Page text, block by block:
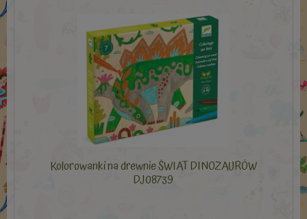
Kolorowanki na drewnie ŚWIAT DINOZAURÓW
DJ08739